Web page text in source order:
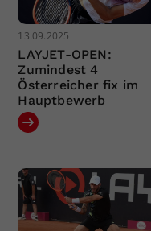
13.09.2025
LAYJET-OPEN:
Zumindest 4
Österreicher fix im
Hauptbewerb